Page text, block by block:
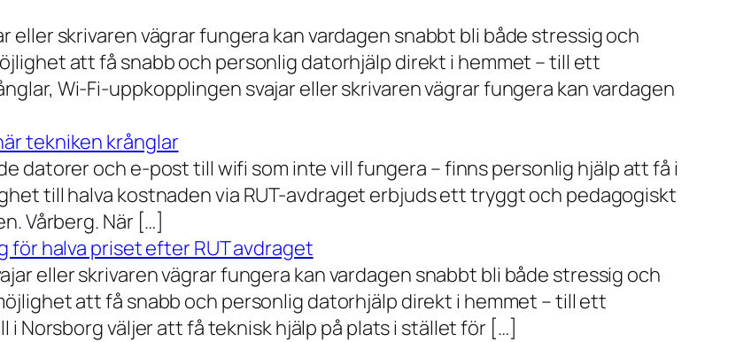
eller skrivaren vägrar fungera kan vardagen snabbt bli både stressig och
att få snabb och personlig datorhjälp direkt i hemmet – till ett
Wi-Fi-uppkopplingen svajar eller skrivaren vägrar fungera kan vardagen
tekniken krånglar
datorer och e-post till wifi som inte vill fungera – finns personlig hjälp att få i
till halva kostnaden via RUT-avdraget erbjuds ett tryggt och pedagogiskt
Vårberg. När […]
för halva priset efter RUT avdraget
eller skrivaren vägrar fungera kan vardagen snabbt bli både stressig och
att få snabb och personlig datorhjälp direkt i hemmet – till ett
i Norsborg väljer att få teknisk hjälp på plats i stället för […]